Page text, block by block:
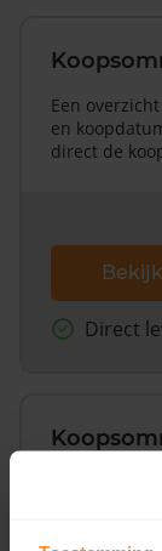
Een
en
direct de
Direct